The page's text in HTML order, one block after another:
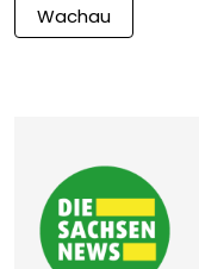
Wachau